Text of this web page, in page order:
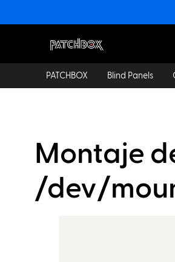
PATCHBOX Blind Panels
Montaje
/dev/